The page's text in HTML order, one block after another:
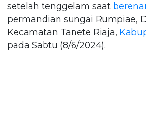
setelah tenggelam saat
permandian sungai Rumpiae,
Kecamatan Tanete Riaja,
pada Sabtu (8/6/2024).